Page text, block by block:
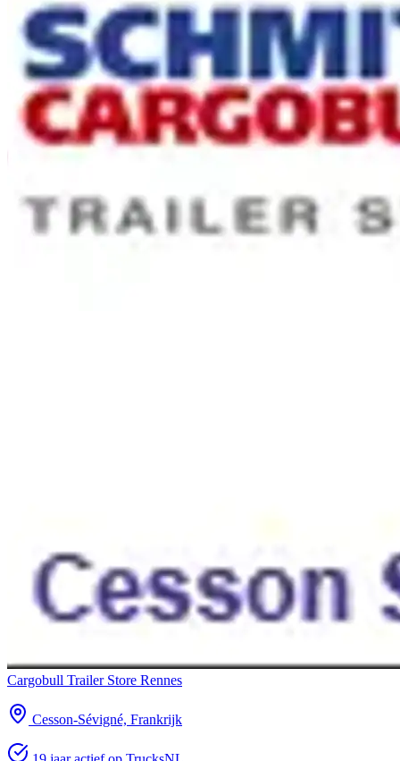
Cargobull Trailer Store Rennes
Cesson-Sévigné, Frankrijk